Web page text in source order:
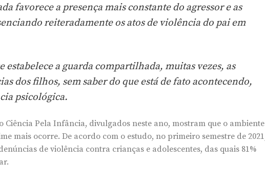
favorece a presença mais constante do agressor e as
reiteradamente os atos de violência do pai em
estabelece a guarda compartilhada, muitas vezes, as
dos filhos, sem saber do que está de fato acontecendo,
psicológica.
Ciência Pela Infância, divulgados neste ano, mostram que o ambiente
mais ocorre. De acordo com o estudo, no primeiro semestre de
de violência contra crianças e adolescentes, das quais 81%